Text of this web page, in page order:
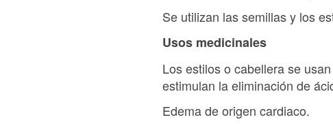
Se utilizan las semillas y los
Usos medicinales
Los estilos o cabellera se
estimulan la eliminación de
Edema de origen cardiaco.